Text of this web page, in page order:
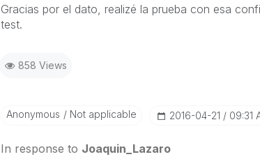
Gracias por el dato, realizé la prueba con esa
test.
858 Views
Anonymous Not applicable ‎2016-04-21 09:31
In response to Joaquin_Lazaro